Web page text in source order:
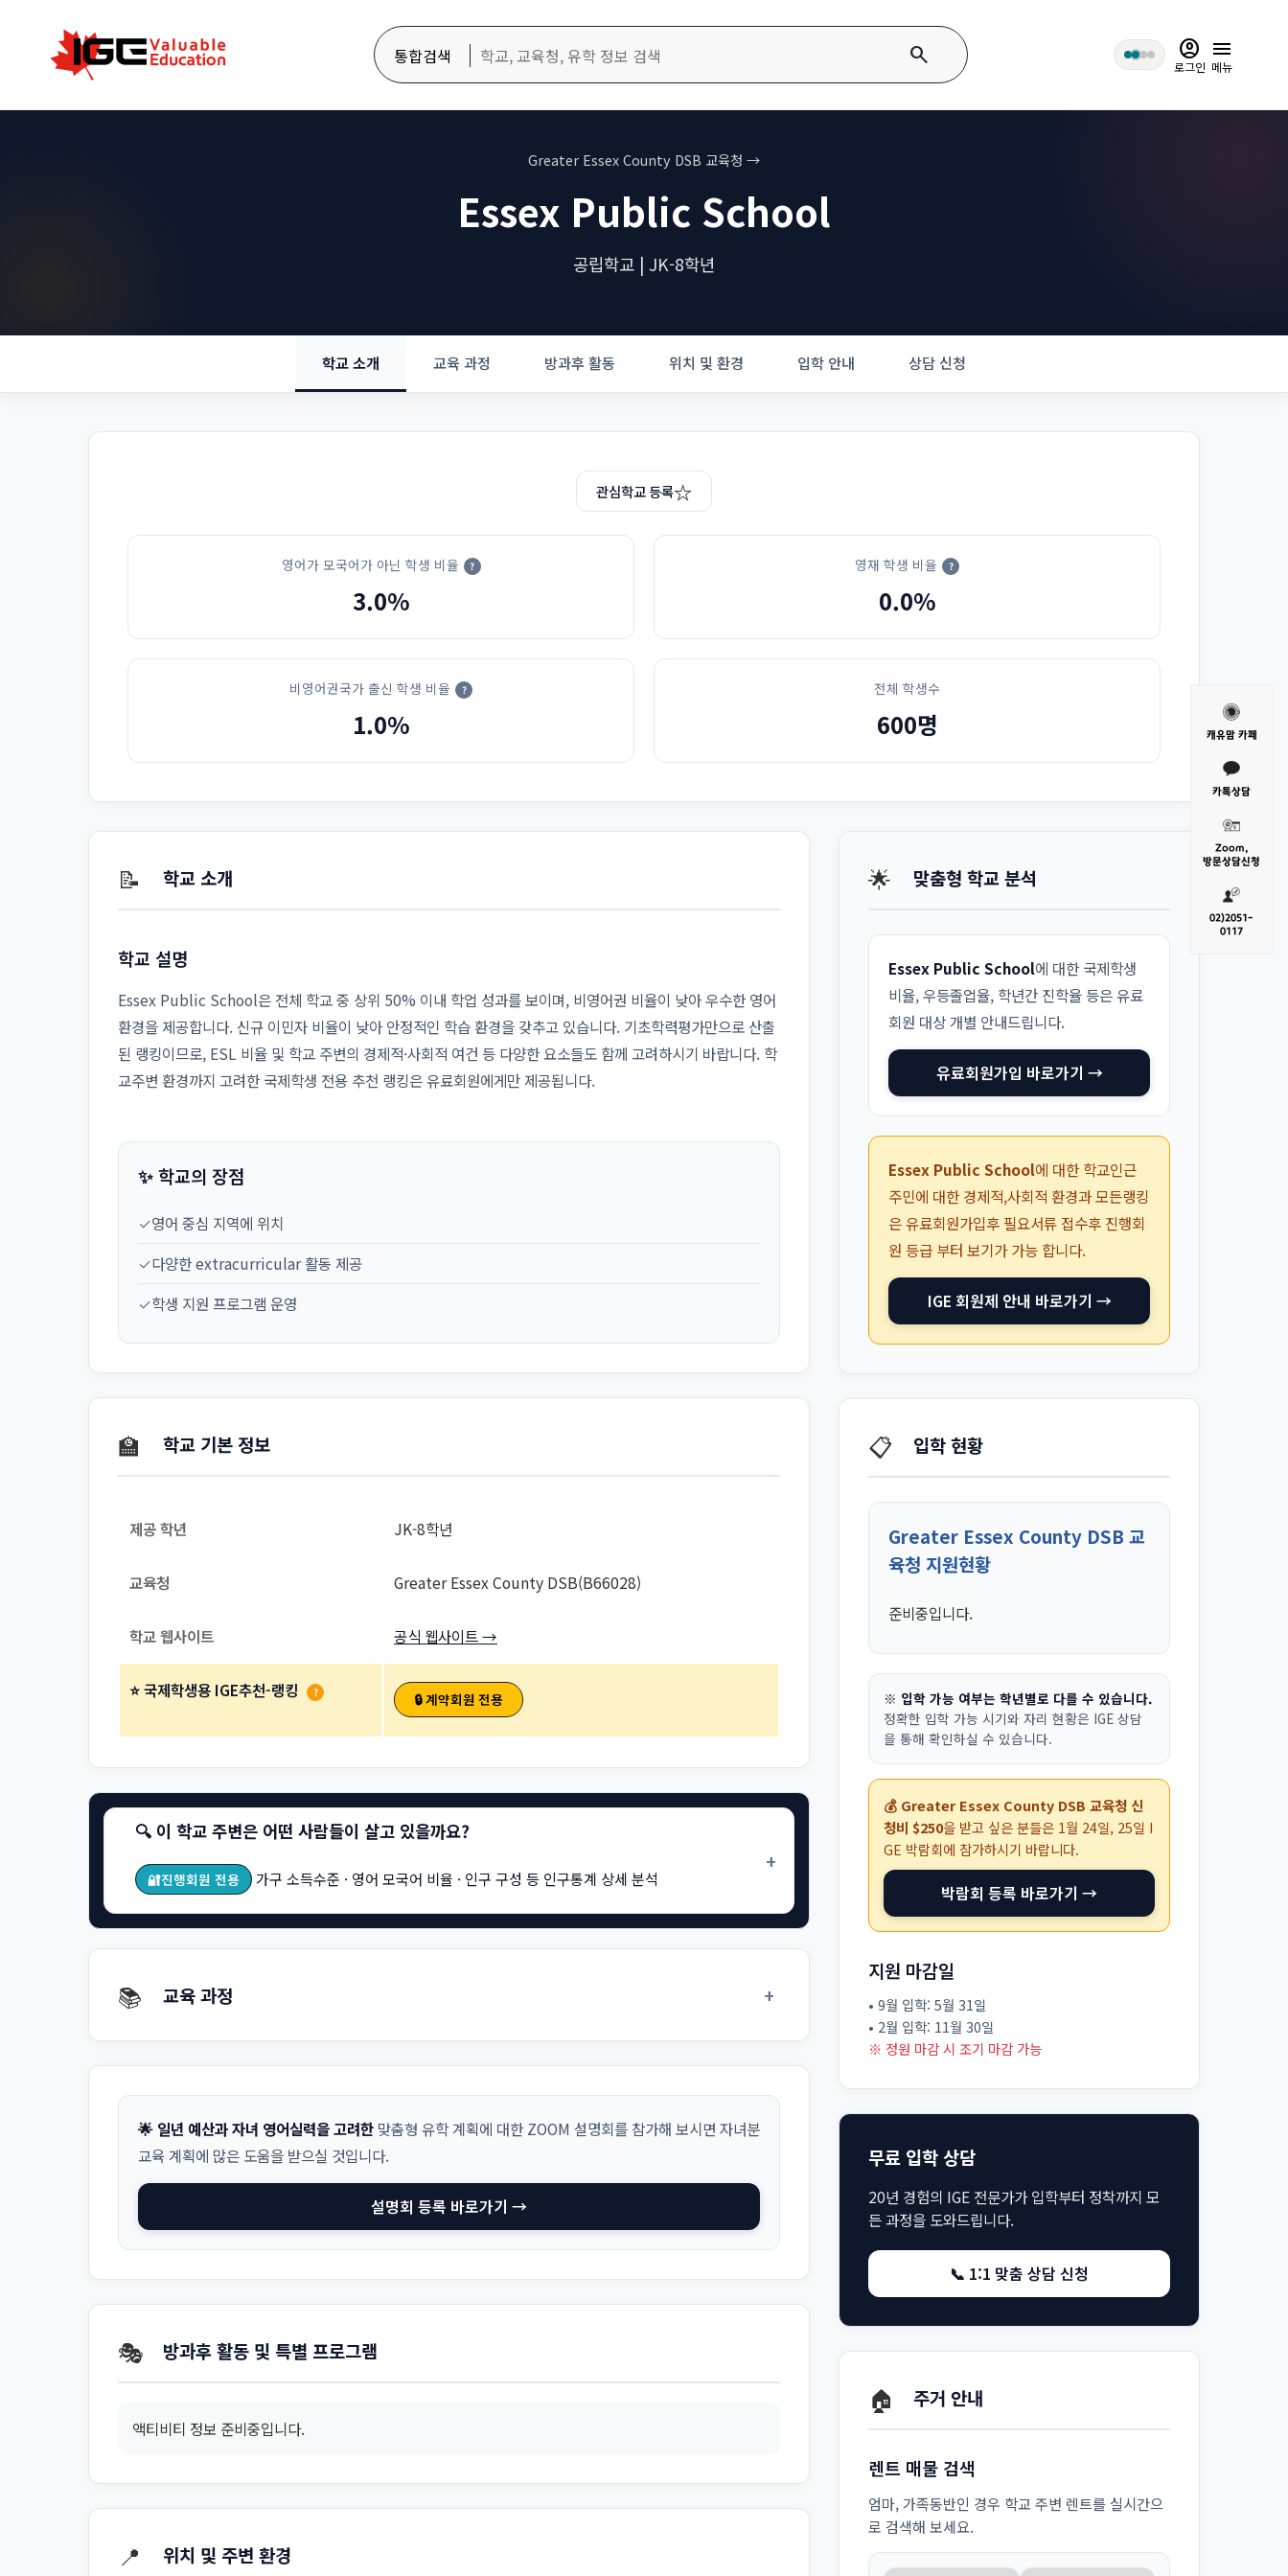
통합검색 search account_circle
로그인
menu
메뉴
Greater Essex County DSB 교육청 →
Essex Public School
공립학교 | JK-8학년
학교 소개 교육 과정 방과후 활동 위치 및 환경 입학 안내 상담 신청
관심학교 등록☆
영어가 모국어가 아닌 학생 비율 ?
3.0%
영재 학생 비율 ?
0.0%
비영어권국가 출신 학생 비율 ?
1.0%
전체 학생수
600명
📝 학교 소개
학교 설명
Essex Public School은 전체 학교 중 상위 50% 이내 학업 성과를 보이며, 비영어권 비율이 낮아 우수한 영어
환경을 제공합니다. 신규 이민자 비율이 낮아 안정적인 학습 환경을 갖추고 있습니다. 기초학력평가만으로 산출
된 랭킹이므로, ESL 비율 및 학교 주변의 경제적·사회적 여건 등 다양한 요소들도 함께 고려하시기 바랍니다. 학
교주변 환경까지 고려한 국제학생 전용 추천 랭킹은 유료회원에게만 제공됩니다.
✨ 학교의 장점
✓영어 중심 지역에 위치
✓다양한 extracurricular 활동 제공
✓학생 지원 프로그램 운영
🏫 학교 기본 정보
제공 학년 JK-8학년
교육청 Greater Essex County DSB(B66028)
학교 웹사이트 공식 웹사이트 →
⭐ 국제학생용 IGE추천-랭킹 ? 🔒 계약회원 전용
🔍 이 학교 주변은 어떤 사람들이 살고 있을까요?
🔐진행회원 전용 가구 소득수준 · 영어 모국어 비율 · 인구 구성 등 인구통계 상세 분석
+
📚 교육 과정 +
🌟 일년 예산과 자녀 영어실력을 고려한 맞춤형 유학 계획에 대한 ZOOM 설명회를 참가해 보시면 자녀분
교육 계획에 많은 도움을 받으실 것입니다.
설명회 등록 바로가기 →
🎭 방과후 활동 및 특별 프로그램
액티비티 정보 준비중입니다.
📍 위치 및 주변 환경
🌟 맞춤형 학교 분석
Essex Public School에 대한 국제학생
비율, 우등졸업율, 학년간 진학율 등은 유료
회원 대상 개별 안내드립니다.
유료회원가입 바로가기 →
Essex Public School에 대한 학교인근
주민에 대한 경제적,사회적 환경과 모든랭킹
은 유료회원가입후 필요서류 접수후 진행회
원 등급 부터 보기가 가능 합니다.
IGE 회원제 안내 바로가기 →
📋 입학 현황
Greater Essex County DSB 교
육청 지원현황
준비중입니다.
※ 입학 가능 여부는 학년별로 다를 수 있습니다.
정확한 입학 가능 시기와 자리 현황은 IGE 상담
을 통해 확인하실 수 있습니다.
💰 Greater Essex County DSB 교육청 신
청비 $250을 받고 싶은 분들은 1월 24일, 25일 I
GE 박람회에 참가하시기 바랍니다.
박람회 등록 바로가기 →
지원 마감일
• 9월 입학: 5월 31일
• 2월 입학: 11월 30일
※ 정원 마감 시 조기 마감 가능
무료 입학 상담
20년 경험의 IGE 전문가가 입학부터 정착까지 모
든 과정을 도와드립니다.
📞 1:1 맞춤 상담 신청
🏠 주거 안내
렌트 매물 검색
엄마, 가족동반인 경우 학교 주변 렌트를 실시간으
로 검색해 보세요.
캐유맘 카페
카톡상담
Zoom,
방문상담신청
02)2051-
0117